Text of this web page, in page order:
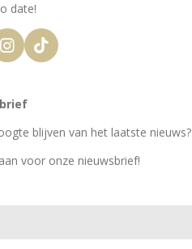
date!
I
n
t
a
g
a
T
i
k
blijven van het laatste nieuws?
voor onze nieuwsbrief!